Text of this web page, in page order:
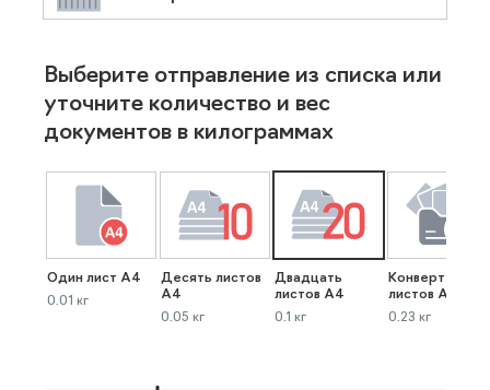
Выберите отправление из списка или
уточните количество и вес
документов в килограммах
Один лист А4
0.01 кг
Десять листов
А4
0.05 кг
Двадцать
листов А4
0.1 кг
Конверт до 40
листов А4
0.23 кг